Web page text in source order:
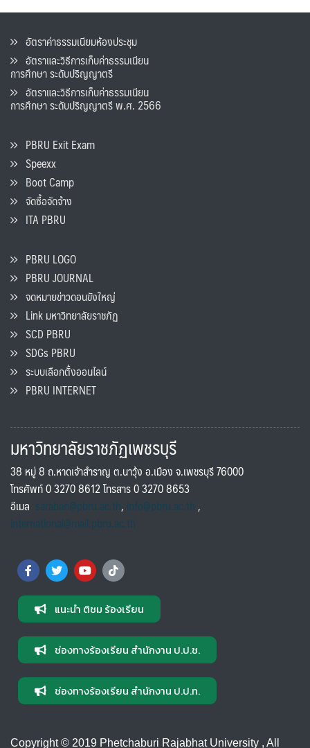
อัตราค่าธรรมเนียมห้องประชุม
อัตราและวิธีการเก็บค่าธรรมเนียน
การศึกษา ระดับปริญญาตรี
อัตราและวิธีการเก็บค่าธรรมเนียน
การศึกษา ระดับปริญญาตรี พ.ศ. 2566
PBRU Exit Exam
Speexx
Boot Camp
จัดซื้อจัดจ้าง
ITA PBRU
PBRU LOGO
PBRU JOURNAL
จดหมายข่าวดอนขังใหญ่
Link มหาวิทยาลัยราชภัฏ
SCD PBRU
SDGs PBRU
ระบบเลือกตั้งออนไลน์
PBRU INTERNET
มหาวิทยาลัยราชภัฏเพชรบุรี
38 หมู่ 8 ถ.หาดเจ้าสำราญ ต.นาวุ้ง อ.เมือง จ.เพชรบุรี 76000
โทรศัพท์ 0 3270 8612 โทรสาร 0 3270 8653
อีเมล saraban@pbru.ac.th, info@pbru.ac.th,
international@mail.pbru.ac.th
แนะนำ ติชม ร้องเรียน
ช่องทางร้องเรียน สำนักงาน ป.ป.ช.
ช่องทางร้องเรียน สำนักงาน ป.ป.ท.
Copyright © 2019 Phetchaburi Rajabhat University , All